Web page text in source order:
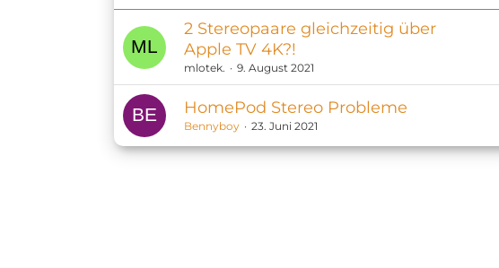
2 Stereopaare gleichzeitig über
Apple TV 4K?!
mlotek. 9. August 2021
HomePod Stereo Probleme
Bennyboy 23. Juni 2021